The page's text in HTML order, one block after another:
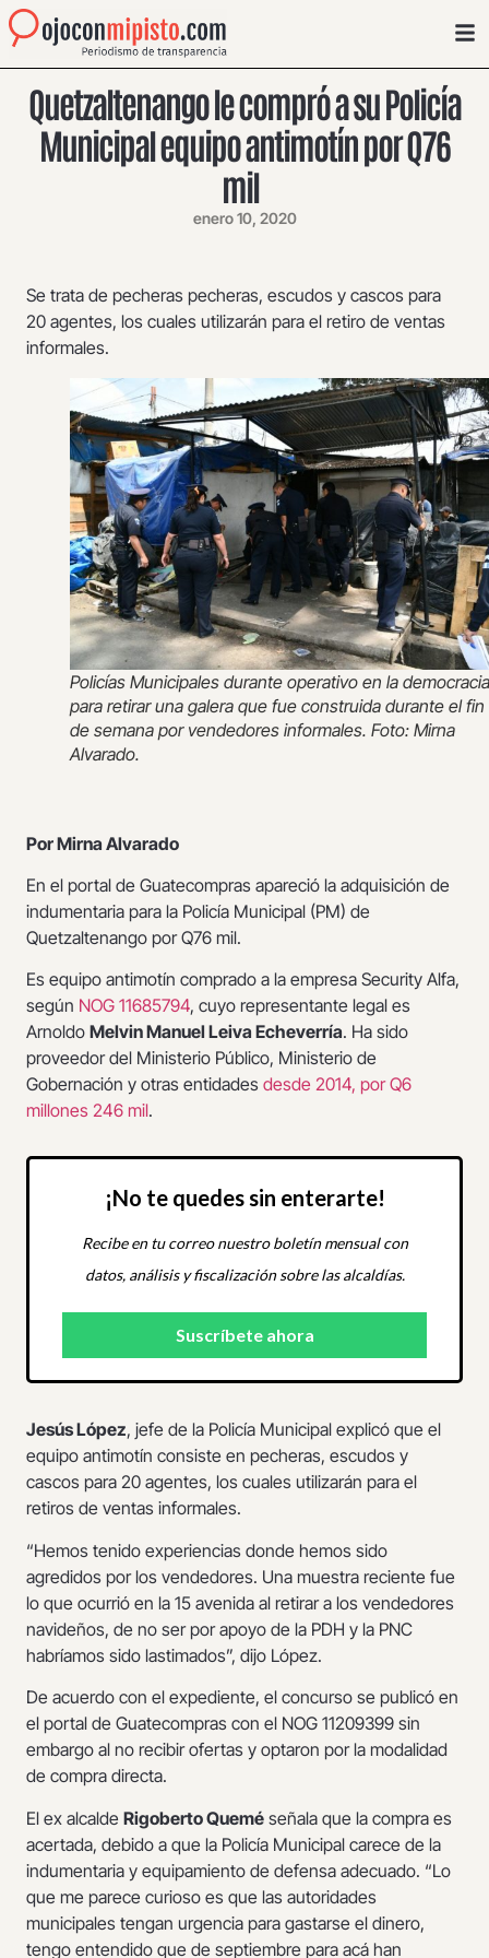
Quetzaltenango le compró a su Policía
Municipal equipo antimotín por Q76
mil
enero 10, 2020
Se trata de pecheras pecheras, escudos y cascos para
20 agentes, los cuales utilizarán para el retiro de ventas
informales.
Policías Municipales durante operativo en la democracia
para retirar una galera que fue construida durante el fin
de semana por vendedores informales. Foto: Mirna
Alvarado.
Por Mirna Alvarado
En el portal de Guatecompras apareció la adquisición de
indumentaria para la Policía Municipal (PM) de
Quetzaltenango por Q76 mil.
Es equipo antimotín comprado a la empresa Security Alfa,
según NOG 11685794, cuyo representante legal es
Arnoldo Melvin Manuel Leiva Echeverría. Ha sido
proveedor del Ministerio Público, Ministerio de
Gobernación y otras entidades desde 2014, por Q6
millones 246 mil.
¡No te quedes sin enterarte!
Recibe en tu correo nuestro boletín mensual con
datos, análisis y fiscalización sobre las alcaldías.
Jesús López, jefe de la Policía Municipal explicó que el
equipo antimotín consiste en pecheras, escudos y
cascos para 20 agentes, los cuales utilizarán para el
retiros de ventas informales.
“Hemos tenido experiencias donde hemos sido
agredidos por los vendedores. Una muestra reciente fue
lo que ocurrió en la 15 avenida al retirar a los vendedores
navideños, de no ser por apoyo de la PDH y la PNC
habríamos sido lastimados”, dijo López.
De acuerdo con el expediente, el concurso se publicó en
el portal de Guatecompras con el NOG 11209399 sin
embargo al no recibir ofertas y optaron por la modalidad
de compra directa.
El ex alcalde Rigoberto Quemé señala que la compra es
acertada, debido a que la Policía Municipal carece de la
indumentaria y equipamiento de defensa adecuado. “Lo
que me parece curioso es que las autoridades
municipales tengan urgencia para gastarse el dinero,
tengo entendido que de septiembre para acá han